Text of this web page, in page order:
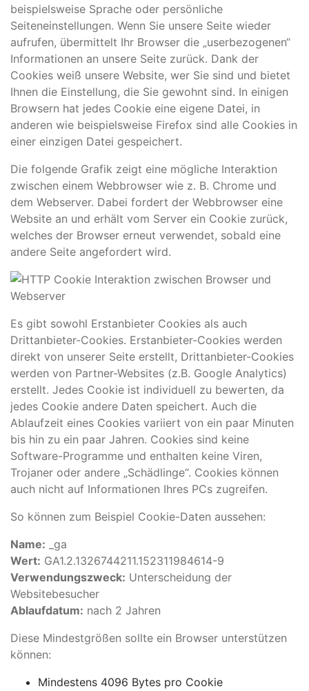
beispielsweise Sprache oder persönliche
Seiteneinstellungen. Wenn Sie unsere Seite wieder
aufrufen, übermittelt Ihr Browser die „userbezogenen“
Informationen an unsere Seite zurück. Dank der
Cookies weiß unsere Website, wer Sie sind und bietet
Ihnen die Einstellung, die Sie gewohnt sind. In einigen
Browsern hat jedes Cookie eine eigene Datei, in
anderen wie beispielsweise Firefox sind alle Cookies in
einer einzigen Datei gespeichert.
Die folgende Grafik zeigt eine mögliche Interaktion
zwischen einem Webbrowser wie z. B. Chrome und
dem Webserver. Dabei fordert der Webbrowser eine
Website an und erhält vom Server ein Cookie zurück,
welches der Browser erneut verwendet, sobald eine
andere Seite angefordert wird.
Es gibt sowohl Erstanbieter Cookies als auch
Drittanbieter-Cookies. Erstanbieter-Cookies werden
direkt von unserer Seite erstellt, Drittanbieter-Cookies
werden von Partner-Websites (z.B. Google Analytics)
erstellt. Jedes Cookie ist individuell zu bewerten, da
jedes Cookie andere Daten speichert. Auch die
Ablaufzeit eines Cookies variiert von ein paar Minuten
bis hin zu ein paar Jahren. Cookies sind keine
Software-Programme und enthalten keine Viren,
Trojaner oder andere „Schädlinge“. Cookies können
auch nicht auf Informationen Ihres PCs zugreifen.
So können zum Beispiel Cookie-Daten aussehen:
Name: _ga
Wert: GA1.2.1326744211.152311984614-9
Verwendungszweck: Unterscheidung der
Websitebesucher
Ablaufdatum: nach 2 Jahren
Diese Mindestgrößen sollte ein Browser unterstützen
können:
Mindestens 4096 Bytes pro Cookie